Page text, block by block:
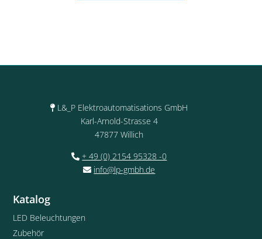
L&_P Elektroautomatisations GmbH
Karl-Arnold-Strasse 4
47877 Willich
+ 49 (0) 2154 95328 -0
info@lp-gmbh.de
Katalog
LED Beleuchtungen
Zubehör